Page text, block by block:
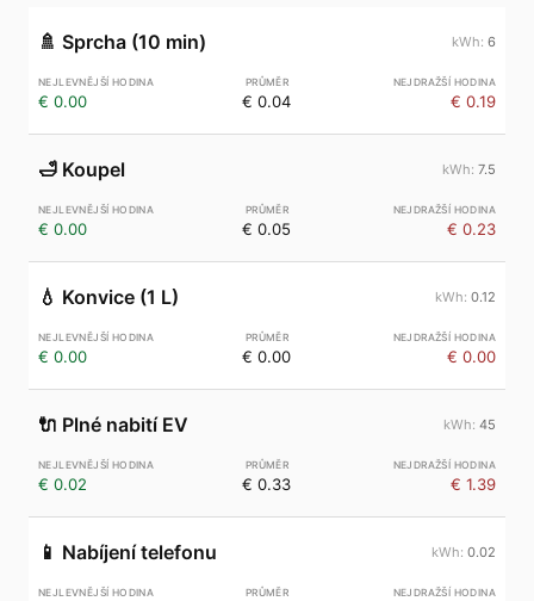
🚿 Sprcha (10 min) 6
€ 0.00 € 0.04 € 0.19
🛁 Koupel 7.5
€ 0.00 € 0.05 € 0.23
💧 Konvice (1 L) 0.12
€ 0.00 € 0.00 € 0.00
🔌 Plné nabití EV 45
€ 0.02 € 0.33 € 1.39
📱 Nabíjení telefonu 0.02